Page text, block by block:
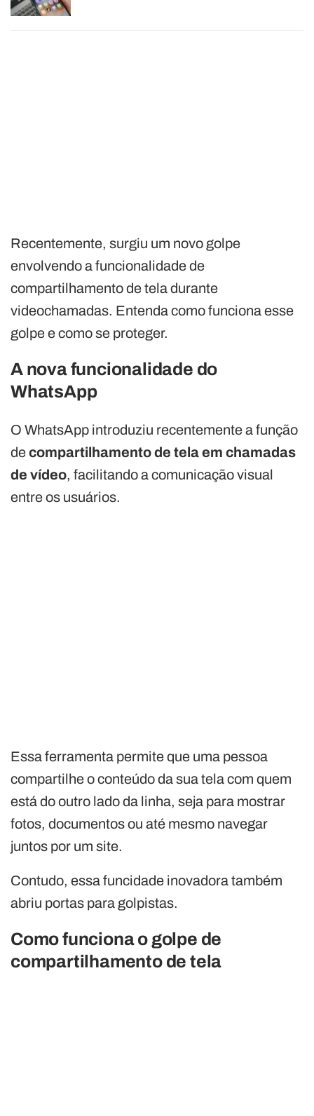
Recentemente, surgiu um novo golpe
envolvendo a funcionalidade de
compartilhamento de tela durante
videochamadas. Entenda como funciona esse
golpe e como se proteger.
A nova funcionalidade do
WhatsApp
O WhatsApp introduziu recentemente a função
decompartilhamento de tela em chamadas
de vídeo, facilitando a comunicação visual
entre os usuários.
Essa ferramenta permite que uma pessoa
compartilhe o conteúdo da sua tela com quem
está do outro lado da linha, seja para mostrar
fotos, documentos ou até mesmo navegar
juntos por um site.
Contudo, essa funcidade inovadora também
abriu portas para golpistas.
Como funciona o golpe de
compartilhamento de tela